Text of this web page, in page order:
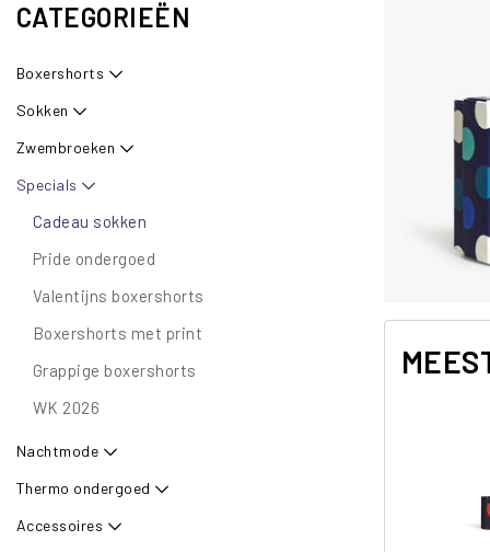
CATEGORIEËN
Boxershorts
Sokken
Zwembroeken
Specials
Cadeau sokken
Pride ondergoed
Valentijns boxershorts
Boxershorts met print
Grappige boxershorts
WK 2026
Nachtmode
Thermo ondergoed
Accessoires